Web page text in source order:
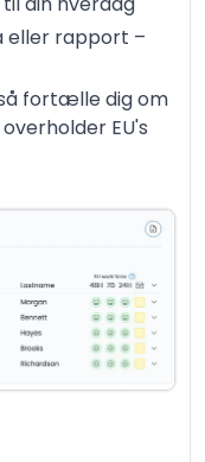
eller rapport –
fortælle dig om
EU's